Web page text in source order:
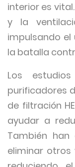
interior es
y la
impulsando el
la batalla
Los
purificadores
de filtración
ayudar a
También
eliminar otros